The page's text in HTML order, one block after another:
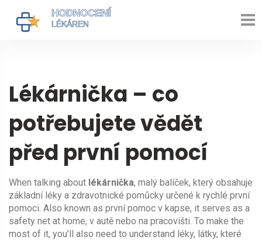
Lékárnička – co
potřebujete vědět
před první pomocí
When talking about lékárnička, malý balíček, který obsahuje
základní léky a zdravotnické pomůcky určené k rychlé první
pomoci. Also known as první pomoc v kapse, it serves as a
safety net at home, v autě nebo na pracovišti. To make the
most of it, you’ll also need to understand léky, látky, které